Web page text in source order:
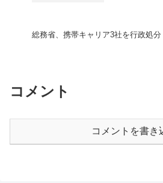
総務省、携帯キャリア3社を行政処分
コメント
コメントを書き